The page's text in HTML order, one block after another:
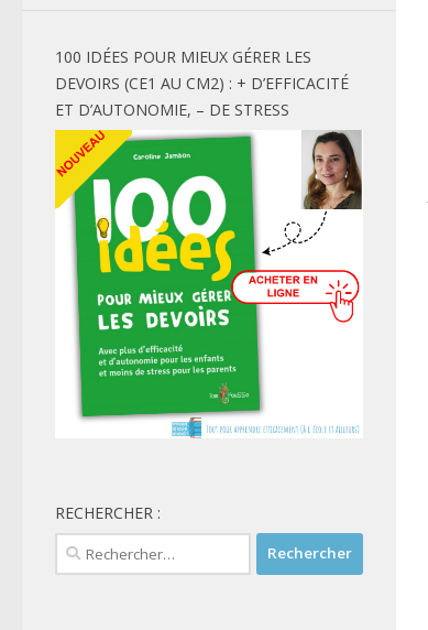
100 IDÉES POUR MIEUX GÉRER LES
DEVOIRS (CE1 AU CM2) : + D’EFFICACITÉ
ET D’AUTONOMIE, – DE STRESS
RECHERCHER :
Rechercher :